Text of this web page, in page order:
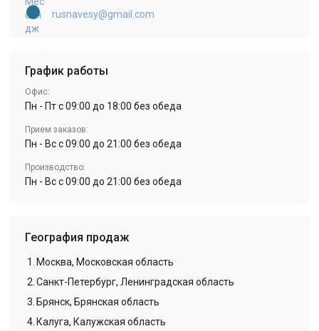
rusnavesy@gmail.com
График работы
Офис:
Пн - Пт с 09:00 до 18:00 без обеда
Прием заказов:
Пн - Вс с 09:00 до 21:00 без обеда
Производство:
Пн - Вс с 09:00 до 21:00 без обеда
География продаж
1.
Москва, Московская область
2. Санкт-Петербург, Ленинградская область
3. Брянск, Брянская область
4. Калуга, Калужская область